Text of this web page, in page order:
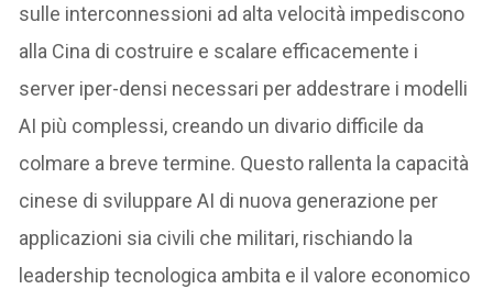
sulle interconnessioni ad alta velocità impediscono
alla Cina di costruire e scalare efficacemente i
server iper-densi necessari per addestrare i modelli
AI più complessi, creando un divario difficile da
colmare a breve termine. Questo rallenta la capacità
cinese di sviluppare AI di nuova generazione per
applicazioni sia civili che militari, rischiando la
leadership tecnologica ambita e il valore economico